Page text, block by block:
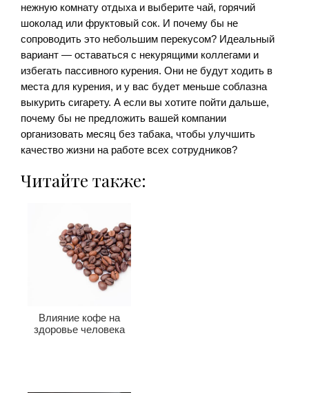
нежную комнату отдыха и выберите чай, горячий
шоколад или фруктовый сок. И почему бы не
сопроводить это небольшим перекусом? Идеальный
вариант — оставаться с некурящими коллегами и
избегать пассивного курения. Они не будут ходить в
места для курения, и у вас будет меньше соблазна
выкурить сигарету. А если вы хотите пойти дальше,
почему бы не предложить вашей компании
организовать месяц без табака, чтобы улучшить
качество жизни на работе всех сотрудников?
Читайте также:
Влияние кофе на
здоровье человека